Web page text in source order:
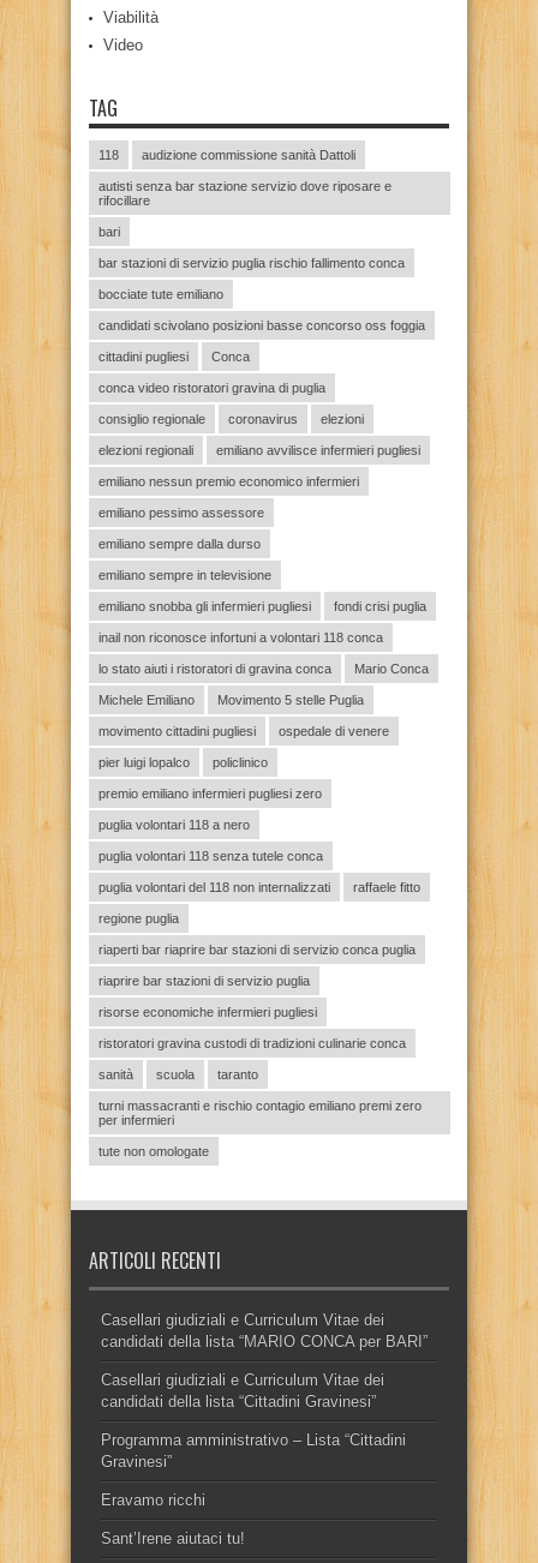
Viabilità
Video
TAG
118 audizione commissione sanità Dattoli
autisti senza bar stazione servizio dove riposare e
rifocillare
bari
bar stazioni di servizio puglia rischio fallimento conca
bocciate tute emiliano
candidati scivolano posizioni basse concorso oss foggia
cittadini pugliesi Conca
conca video ristoratori gravina di puglia
consiglio regionale coronavirus elezioni
elezioni regionali emiliano avvilisce infermieri pugliesi
emiliano nessun premio economico infermieri
emiliano pessimo assessore
emiliano sempre dalla durso
emiliano sempre in televisione
emiliano snobba gli infermieri pugliesi fondi crisi puglia
inail non riconosce infortuni a volontari 118 conca
lo stato aiuti i ristoratori di gravina conca Mario Conca
Michele Emiliano Movimento 5 stelle Puglia
movimento cittadini pugliesi ospedale di venere
pier luigi lopalco policlinico
premio emiliano infermieri pugliesi zero
puglia volontari 118 a nero
puglia volontari 118 senza tutele conca
puglia volontari del 118 non internalizzati raffaele fitto
regione puglia
riaperti bar riaprire bar stazioni di servizio conca puglia
riaprire bar stazioni di servizio puglia
risorse economiche infermieri pugliesi
ristoratori gravina custodi di tradizioni culinarie conca
sanità scuola taranto
turni massacranti e rischio contagio emiliano premi zero
per infermieri
tute non omologate
ARTICOLI RECENTI
Casellari giudiziali e Curriculum Vitae dei
candidati della lista “MARIO CONCA per BARI”
Casellari giudiziali e Curriculum Vitae dei
candidati della lista “Cittadini Gravinesi”
Programma amministrativo – Lista “Cittadini
Gravinesi”
Eravamo ricchi
Sant’Irene aiutaci tu!